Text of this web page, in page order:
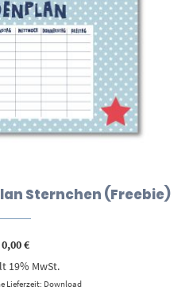
Sternchen (Freebie)
0,00€
19% MwSt.
Lieferzeit: Download